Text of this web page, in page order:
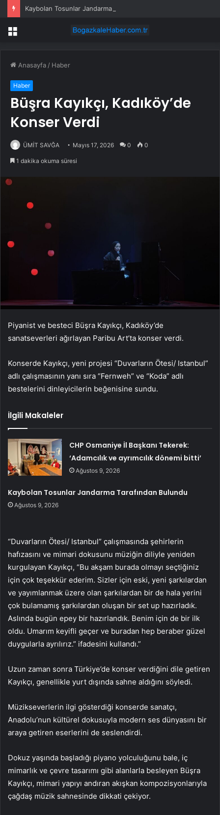
Kaybolan Tosunlar Jandarma Tarafından Bulundu
Menü
Anasayfa / Haber
Haber
Büşra Kayıkçı, Kadıköy’de
Konser Verdi
ÜMİT SAVĞA Mayıs 17, 2026 0 0
1 dakika okuma süresi
Piyanist ve besteci Büşra Kayıkçı, Kadıköy’de
sanatseverleri ağırlayan Paribu Art’ta konser verdi.
Konserde Kayıkçı, yeni projesi “Duvarların Ötesi/ Istanbul”
adlı çalışmasının yanı sıra “Fernweh” ve “Koda” adlı
bestelerini dinleyicilerin beğenisine sundu.
İlgili Makaleler
CHP Osmaniye İl Başkanı Tekerek:
‘Adamcılık ve ayrımcılık dönemi bitti’
Ağustos 9, 2026
Kaybolan Tosunlar Jandarma Tarafından Bulundu
Ağustos 9, 2026
“Duvarların Ötesi/ Istanbul” çalışmasında şehirlerin
hafızasını ve mimari dokusunu müziğin diliyle yeniden
kurgulayan Kayıkçı, “Bu akşam burada olmayı seçtiğiniz
için çok teşekkür ederim. Sizler için eski, yeni şarkılardan
ve yayımlanmak üzere olan şarkılardan bir de hala yerini
çok bulamamış şarkılardan oluşan bir set up hazırladık.
Aslında bugün epey bir hazırlandık. Benim için de bir ilk
oldu. Umarım keyifli geçer ve buradan hep beraber güzel
duygularla ayrılırız.” ifadesini kullandı.”
Uzun zaman sonra Türkiye’de konser verdiğini dile getiren
Kayıkçı, genellikle yurt dışında sahne aldığını söyledi.
Müzikseverlerin ilgi gösterdiği konserde sanatçı,
Anadolu’nun kültürel dokusuyla modern ses dünyasını bir
araya getiren eserlerini de seslendirdi.
Dokuz yaşında başladığı piyano yolculuğunu bale, iç
mimarlık ve çevre tasarımı gibi alanlarla besleyen Büşra
Kayıkçı, mimari yapıyı andıran akışkan kompozisyonlarıyla
çağdaş müzik sahnesinde dikkati çekiyor.